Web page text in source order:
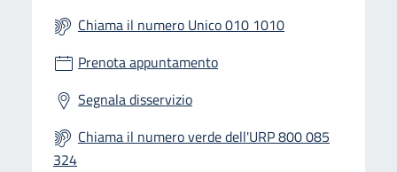
Chiama il numero Unico 010 1010
Prenota appuntamento
Segnala disservizio
Chiama il numero verde dell'URP 800 085
324